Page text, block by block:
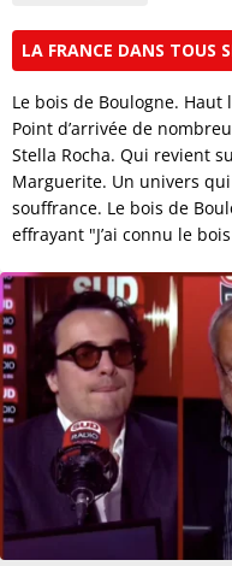
LA FRANCE DANS TOUS
Le bois de Boulogne.
Point d’arrivée de
Stella Rocha. Qui revient
Marguerite. Un univers
souffrance. Le bois de
effrayant "J’ai connu le